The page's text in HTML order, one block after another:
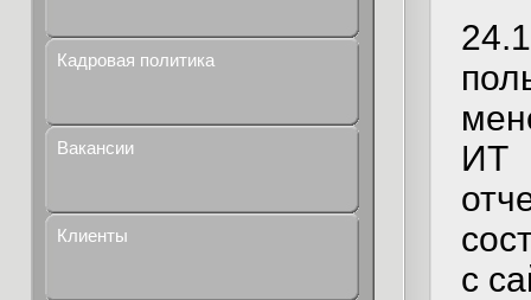
Кадровая политика
Вакансии
Клиенты
ИТ
с